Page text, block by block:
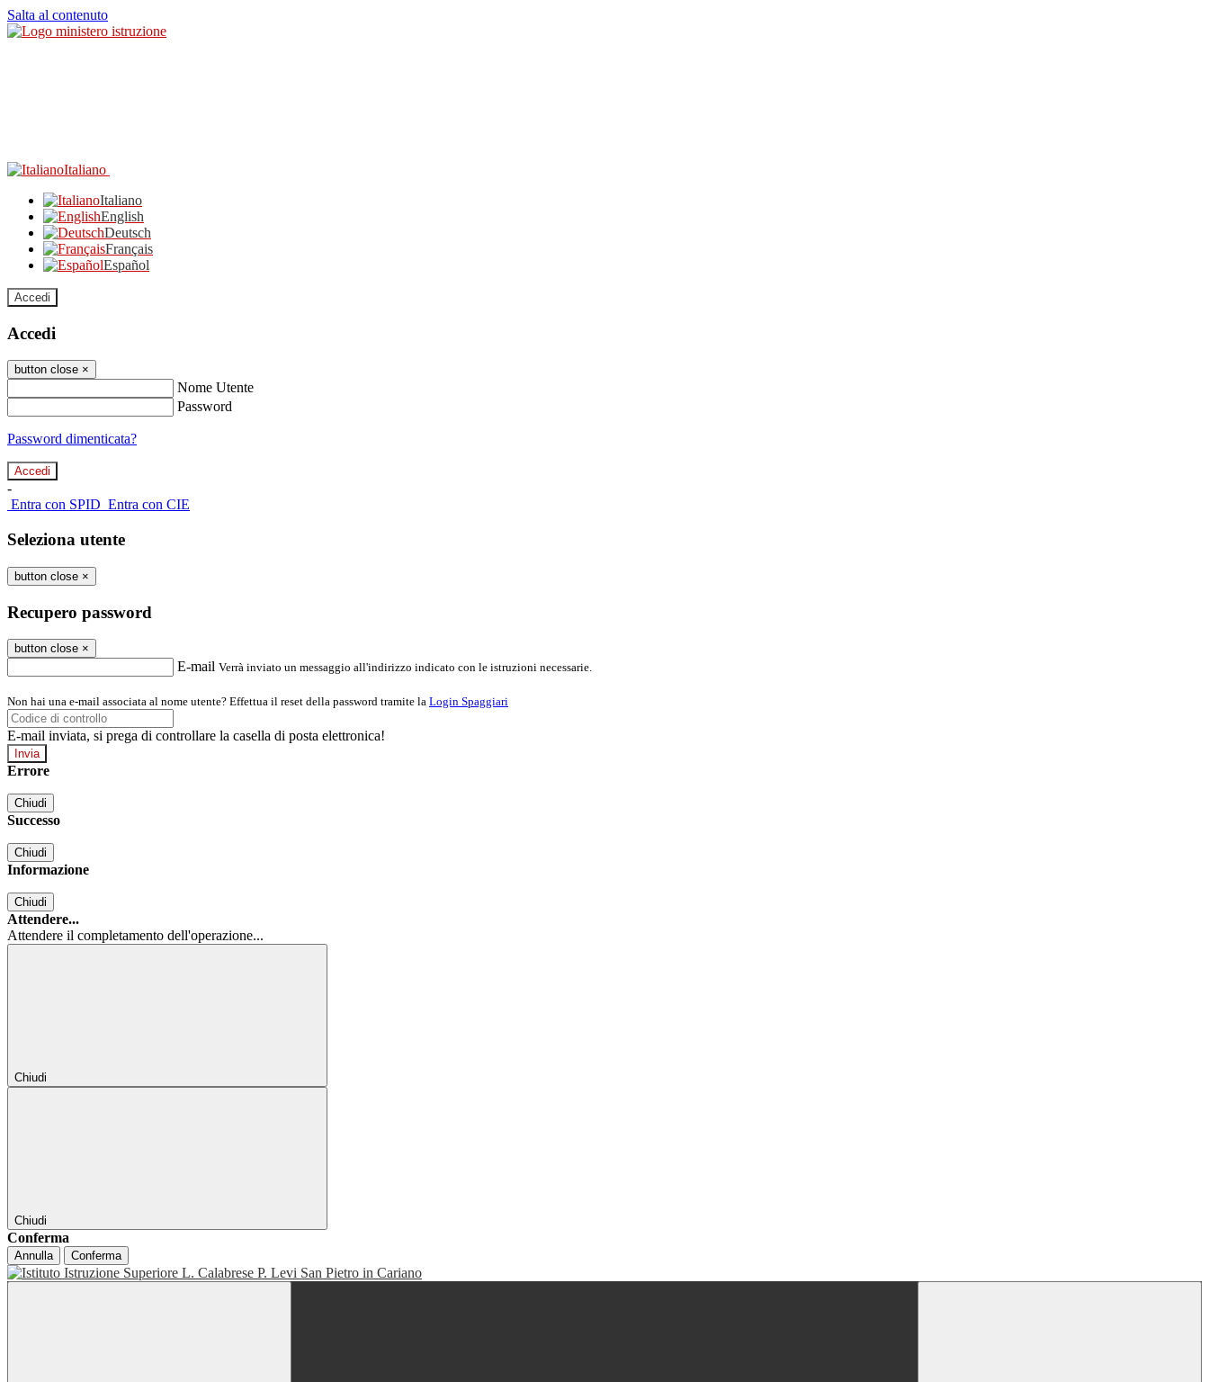
Salta al contenuto
Italiano
Italiano
English
Deutsch
Français
Español
Accedi
Accedi
button close ×
Nome Utente
Password
Password dimenticata?
-
Entra con SPID Entra con CIE
Seleziona utente
button close ×
Recupero password
button close ×
E-mail Verrà inviato un messaggio all'indirizzo indicato con le istruzioni necessarie.
Non hai una e-mail associata al nome utente? Effettua il reset della password tramite la Login Spaggiari
E-mail inviata, si prega di controllare la casella di posta elettronica!
Errore
Chiudi
Successo
Chiudi
Informazione
Chiudi
Attendere...
Attendere il completamento dell'operazione...
Chiudi
Chiudi
Conferma
Annulla Conferma